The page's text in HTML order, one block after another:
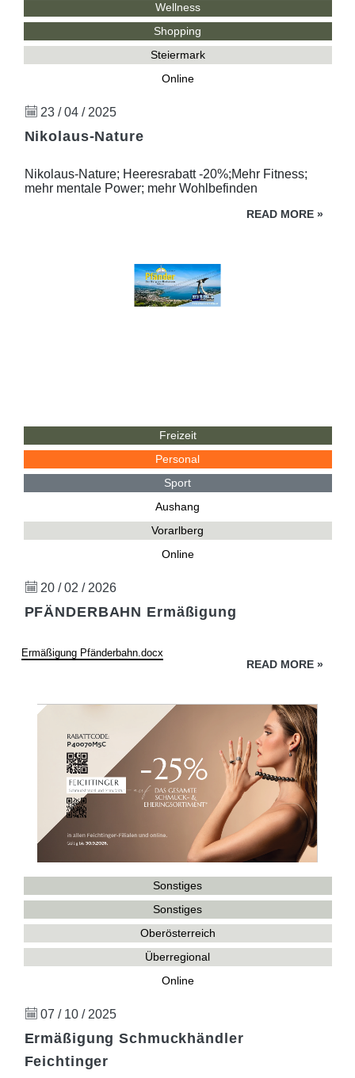
Wellness
Shopping
Steiermark
Online
23 / 04 / 2025
Nikolaus-Nature
Nikolaus-Nature; Heeresrabatt -20%;Mehr Fitness;
mehr mentale Power; mehr Wohlbefinden
READ MORE »
Freizeit
Personal
Sport
Aushang
Vorarlberg
Online
20 / 02 / 2026
PFÄNDERBAHN Ermäßigung
Ermäßigung Pfänderbahn.docx
READ MORE »
Sonstiges
Sonstiges
Oberösterreich
Überregional
Online
07 / 10 / 2025
Ermäßigung Schmuckhändler
Feichtinger